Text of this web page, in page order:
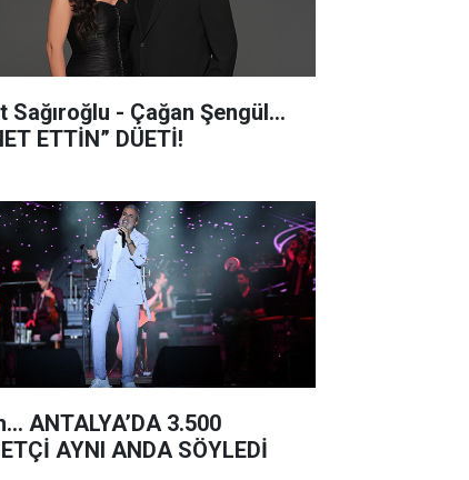
Sağıroğlu - Çağan Şengül...
ETTİN” DÜETİ!
ANTALYA’DA 3.500
AYNI ANDA SÖYLEDİ